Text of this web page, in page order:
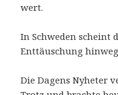
wert.
In Schweden scheint
Enttäuschung
Die Dagens Nyheter